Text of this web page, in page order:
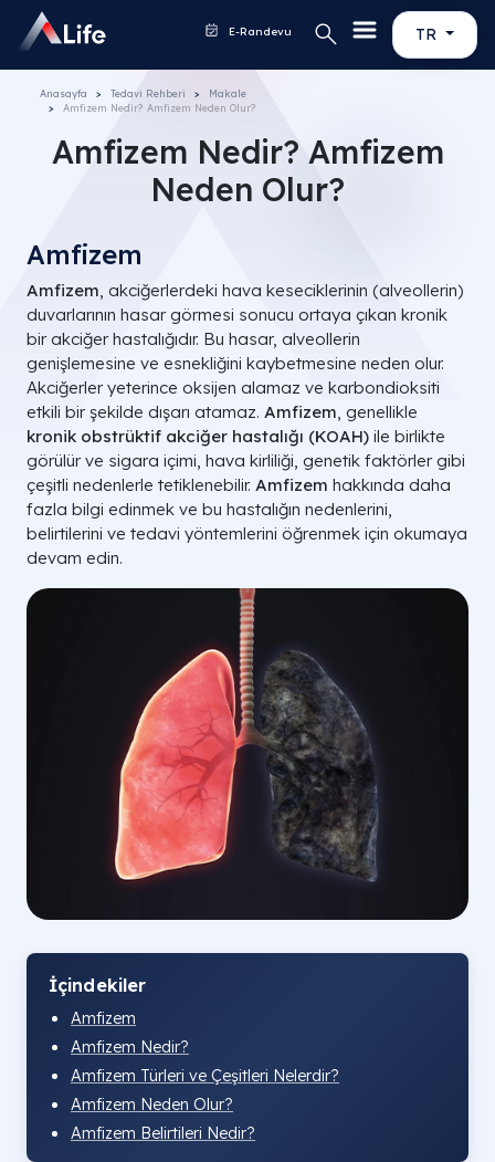
TR
E-Randevu
Anasayfa Tedavi Rehberi
Makale
Amfizem Nedir? Amfizem Neden Olur?
Amfizem Nedir? Amfizem
Neden Olur?
Amfizem
Amfizem, akciğerlerdeki hava keseciklerinin (alveollerin)
duvarlarının hasar görmesi sonucu ortaya çıkan kronik
bir akciğer hastalığıdır. Bu hasar, alveollerin
genişlemesine ve esnekliğini kaybetmesine neden olur.
Akciğerler yeterince oksijen alamaz ve karbondioksiti
etkili bir şekilde dışarı atamaz. Amfizem, genellikle
kronik obstrüktif akciğer hastalığı (KOAH) ile birlikte
görülür ve sigara içimi, hava kirliliği, genetik faktörler gibi
çeşitli nedenlerle tetiklenebilir. Amfizem hakkında daha
fazla bilgi edinmek ve bu hastalığın nedenlerini,
belirtilerini ve tedavi yöntemlerini öğrenmek için okumaya
devam edin.
İçindekiler
Amfizem
Amfizem Nedir?
Amfizem Türleri ve Çeşitleri Nelerdir?
Amfizem Neden Olur?
Amfizem Belirtileri Nedir?